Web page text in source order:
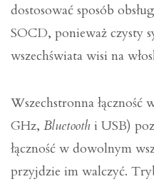
dostosować sposób
SOCD, ponieważ czysty
wszechświata wisi na
Wszechstronna łączność
GHz, Bluetooth i USB)
łączność w dowolnym
przyjdzie im walczyć.